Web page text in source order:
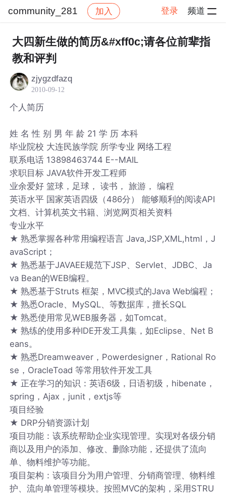
community_281 加入 登录 频道
社区 community_281 帖子详情
大四新生做的简历&#xff0c;请各位前辈指
教和评判
zjygzdfazq
2010-09-12
个人简历
姓 名 性 别 男 年 龄 21 学 历 本科
毕业院校 大连民族学院 所学专业 网络工程
联系电话 13898463744 E--MAIL
求职目标 JAVA软件开发工程师
业余爱好 篮球，足球， 读书， 旅游， 编程
英语水平 国家英语四级（486分） 能够顺利的阅读API
文档、计算机英文书籍、浏览网页相关资料
专业水平
★ 熟悉掌握各种常用编程语言 Java,JSP,XML,html，J
avaScript；
★ 熟悉基于JAVAEE规范下JSP、Servlet、JDBC、Ja
va Bean的WEB编程。
★ 熟悉基于Struts 框架，MVC模式的Java Web编程；
★ 熟悉Oracle、MySQL、等数据库，擅长SQL
★ 熟悉使用常见WEB服务器，如Tomcat。
★ 熟练的使用多种IDE开发工具集，如Eclipse、Net B
eans。
★ 熟悉Dreamweaver，Powerdesigner，Rational Ro
se，OracleToad 等常用软件开发工具
★ 正在学习的知识：英语6级，日语初级，hibenate，
spring，Ajax，junit，extjs等
项目经验
★ DRP分销资源计划
项目功能：该系统帮助企业实现管理。实现对各级分销
商以及用户的添加、修改、删除功能，还提供了流向
单、物料维护等功能。
项目架构：该项目分为用户管理、分销商管理、物料维
护、流向单管理等模块。按照MVC的架构，采用STRU